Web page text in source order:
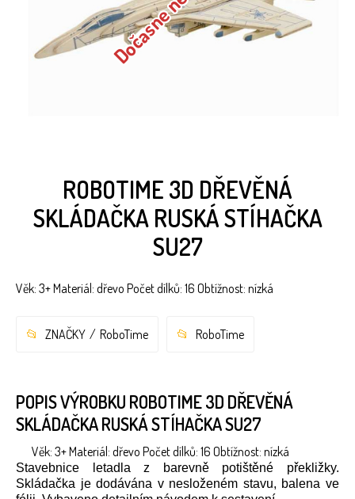
ROBOTIME 3D DŘEVĚNÁ
SKLÁDAČKA RUSKÁ STÍHAČKA
SU27
Věk: 3+ Materiál: dřevo Počet dílků: 16 Obtížnost: nízká
ZNAČKY RoboTime RoboTime
POPIS VÝROBKU ROBOTIME 3D DŘEVĚNÁ
SKLÁDAČKA RUSKÁ STÍHAČKA SU27
Věk: 3+ Materiál: dřevo Počet dílků: 16 Obtížnost: nízká
Stavebnice letadla z barevně potištěné překližky.
Skládačka je dodávána v nesloženém stavu, balena ve